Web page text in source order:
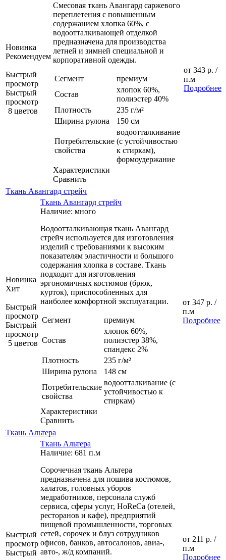
Новинка
Рекомендуем
Быстрый
просмотр
Быстрый
просмотр
8 цветов
Смесовая ткань Авангард саржевого
переплетения с повышенным
содержанием хлопка 60%, с
водоотталкивающей отделкой
предназначена для производства
летней и зимней специальной и
корпоративной одежды.
Сегмент
премиум
Состав
хлопок 60%,
полиэстер 40%
Плотность
235 г/м²
Ширина рулона
150 см
Потребительские
свойства
водоотталкивание
(с устойчивостью
к стиркам),
формоудержание
Характеристики
Сравнить
от 343 р. /
п.м
Подробнее
Ткань Авангард стрейч
Новинка
Хит
Быстрый
просмотр
Быстрый
просмотр
5 цветов
Ткань Авангард стрейч
Наличие: много
Водоотталкивающая ткань Авангард
стрейч используется для изготовления
изделий с требованиями к высоким
показателям эластичности и большого
содержания хлопка в составе. Ткань
подходит для изготовления
эргономичных костюмов (брюк,
курток), приспособленных для
наиболее комфортной эксплуатации.
Сегмент премиум
Состав
хлопок 60%,
полиэстер 38%,
спандекс 2%
Плотность
235 г/м²
Ширина рулона
148 см
Потребительские
свойства
водоотталкивание (с
устойчивостью к
стиркам)
Характеристики
Сравнить
от 347 р. /
п.м
Подробнее
Ткань Альтера
Быстрый
просмотр
Быстрый
Ткань Альтера
Наличие: 681 п.м
Сорочечная ткань Альтера
предназначена для пошива костюмов,
халатов, головных уборов
медработников, персонала служб
сервиса, сферы услуг, HoReCa (отелей,
ресторанов и кафе), предприятий
пищевой промышленности, торговых
сетей, сорочек и блуз сотрудников
офисов, банков, автосалонов, авиа-,
авто-, ж/д компаний.
от 211 р. /
п.м
Подробнее